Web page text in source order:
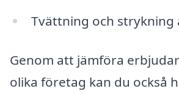
Tvättning och strykning
Genom att jämföra
olika företag kan du också